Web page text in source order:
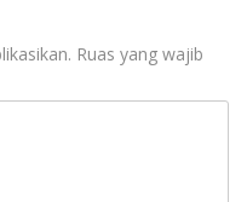
Ruas yang wajib